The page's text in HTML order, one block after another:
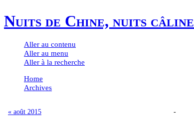
Nuits de Chine, nuits
Aller au contenu
Aller au menu
Aller à la recherche
Home
Archives
« août 2015 -